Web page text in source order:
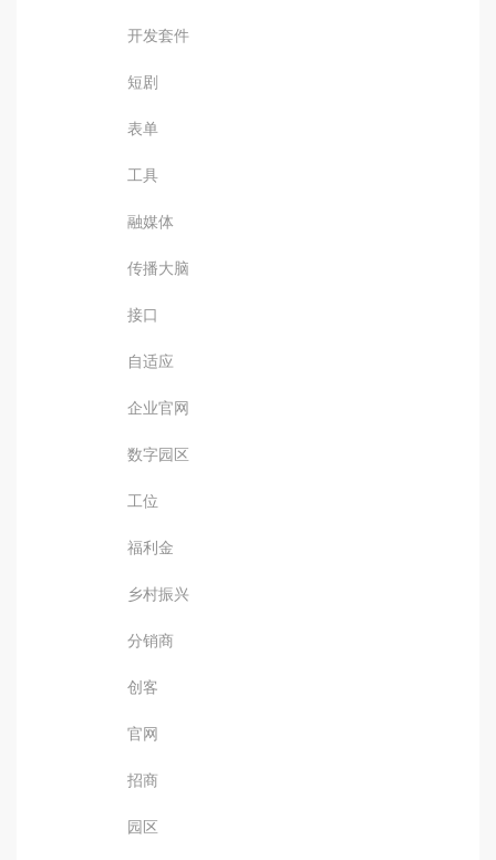
开发套件
短剧
表单
工具
融媒体
传播大脑
接口
自适应
企业官网
数字园区
工位
福利金
乡村振兴
分销商
创客
官网
招商
园区